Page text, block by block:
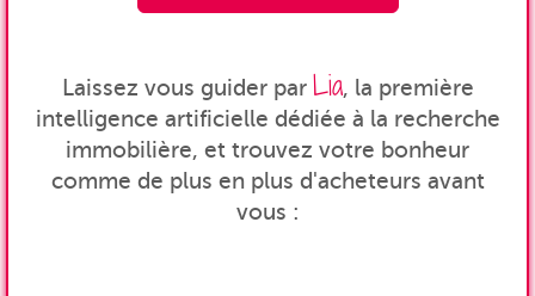
Laissez vous guider par Lia, la première
intelligence artificielle dédiée à la recherche
immobilière, et trouvez votre bonheur
comme de plus en plus d'acheteurs avant
vous :